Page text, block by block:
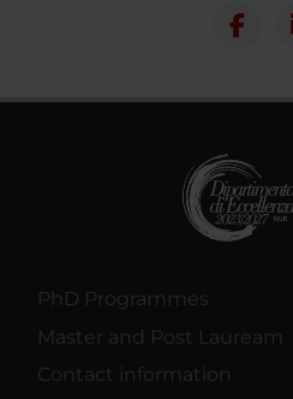
PhD Programmes
Master and Post Lauream
Contact information